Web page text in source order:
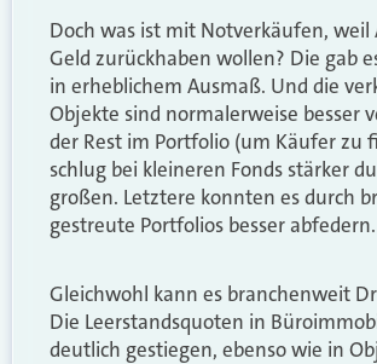
Doch was ist mit Notverkäufen, weil
Geld zurückhaben wollen? Die gab
in erheblichem Ausmaß. Und die
Objekte sind normalerweise besser
der Rest im Portfolio (um Käufer zu
schlug bei kleineren Fonds stärker
großen. Letztere konnten es durch
gestreute Portfolios besser abfedern.
Gleichwohl kann es branchenweit
Die Leerstandsquoten in
deutlich gestiegen, ebenso wie in